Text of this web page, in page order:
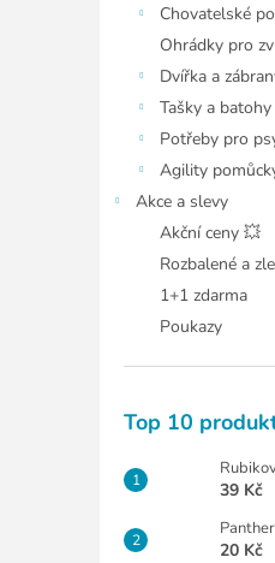
Chovatelské
Ohrádky pro
Dvířka a
Tašky a
Potřeby pro
Agility
Akce a slevy
Akční ceny 💥
Rozbalené a
1+1 zdarma
Poukazy
Top 10
39 Kč
20 Kč